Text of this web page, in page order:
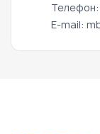
Телефон:
E-mail: